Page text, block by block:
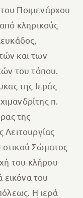
Ποιμενάρχου
κληρικούς
και των
του τόπου.
της Ιεράς
π.
της
Λειτουργίας
Σώματος
του κλήρου
εικόνα του
Η ιερά